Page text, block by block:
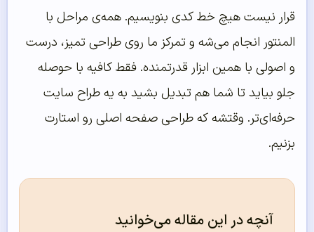
قرار نیست هیچ خط کدی بنویسیم. همه‌ی مراحل با
المنتور انجام می‌شه و تمرکز ما روی طراحی تمیز، درست
و اصولی با همین ابزار قدرتمنده. فقط کافیه با حوصله
جلو بیاید تا شما هم تبدیل بشید به یه طراح سایت
حرفه‌ای‌تر. وقتشه که طراحی صفحه اصلی رو استارت
بزنیم.
آنچه در این مقاله می‌خوانید